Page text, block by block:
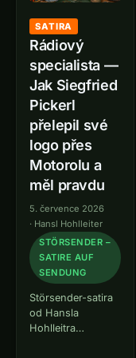
SATIRA
Rádiový
specialista —
Jak Siegfried
Pickerl
přelepil své
logo přes
Motorolu a
měl pravdu
5. července 2026
· Hansl Hohlleiter
STÖRSENDER –
SATIRE AUF
SENDUNG
Störsender-satira
od Hansla
Hohlleitra